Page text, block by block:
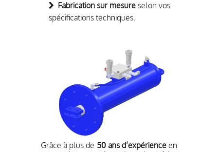
Fabrication sur mesure selon vos
spécifications techniques.
Grâce à plus de 50 ans d’expérienceen